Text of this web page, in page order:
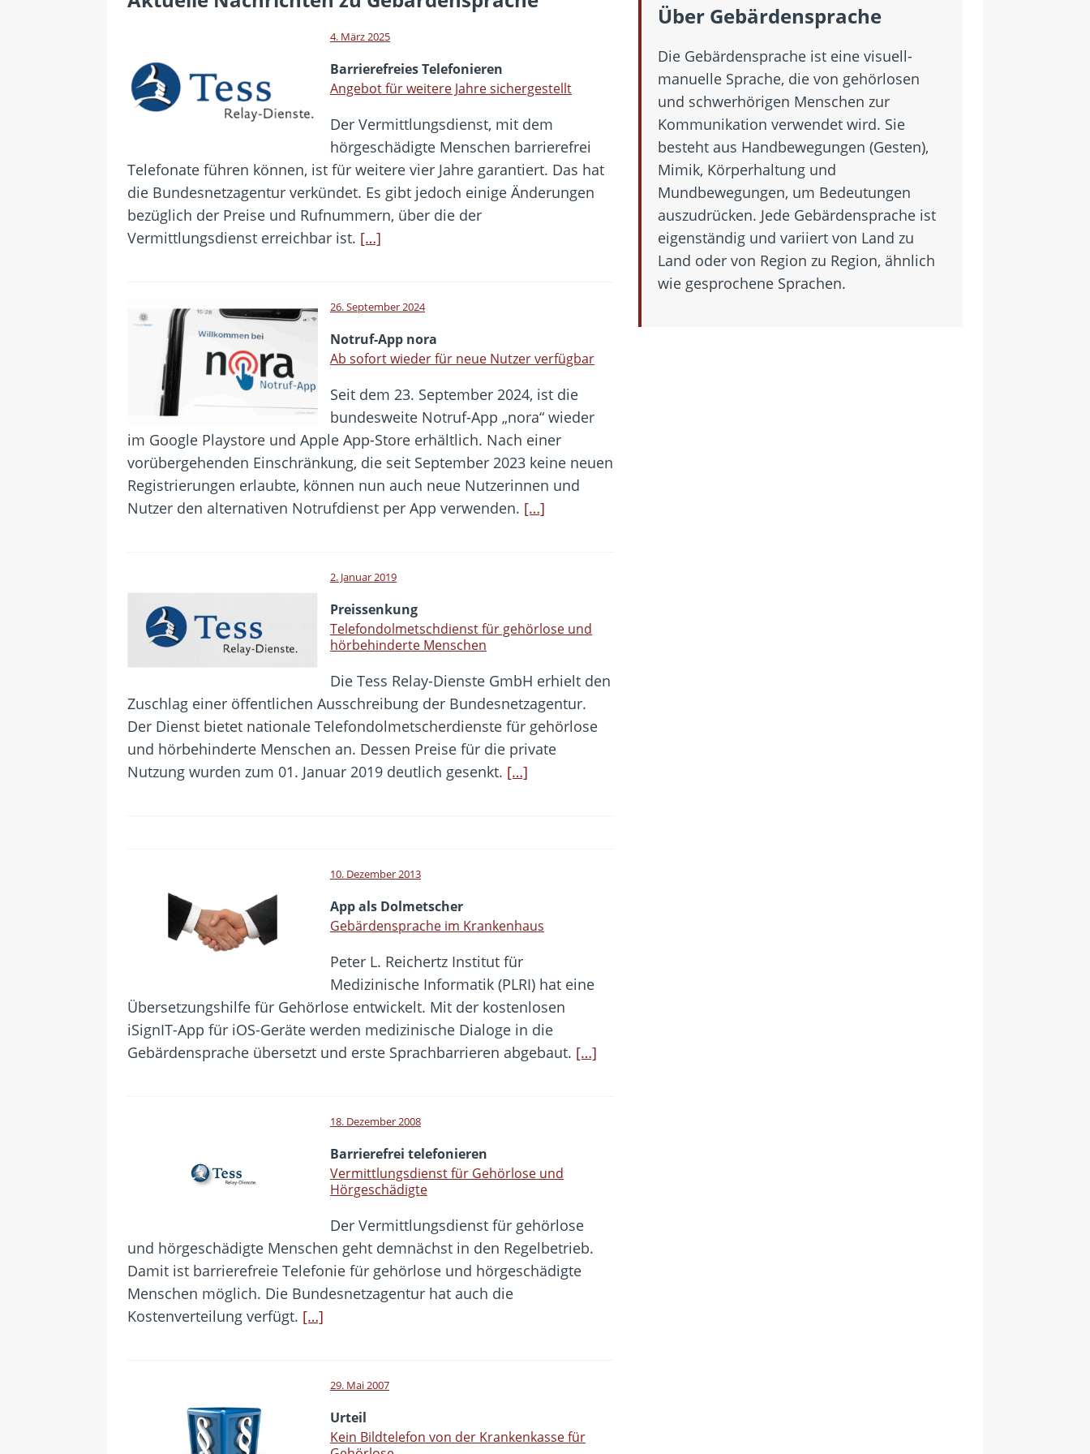
[ 20. Juli 2026 ]
BKA zerschlägt weltweit aktive Phishing-Plattform „Kratos“ – Hunderttausende Opfer
betroffen
Wahlfreiheit der Verbraucher gestärkt – Gerichtsurteil zu Apple
4. März 2025
Barrierefreies Telefonieren
Angebot für weitere Jahre sichergestellt
Der Vermittlungsdienst, mit dem
hörgeschädigte Menschen barrierefrei
Telefonate führen können, ist für weitere vier Jahre garantiert. Das hat
die Bundesnetzagentur verkündet. Es gibt jedoch einige Änderungen
bezüglich der Preise und Rufnummern, über die der
Vermittlungsdienst erreichbar ist. […]
26. September 2024
Notruf-App nora
Ab sofort wieder für neue Nutzer verfügbar
Seit dem 23. September 2024, ist die
bundesweite Notruf-App „nora“ wieder
im Google Playstore und Apple App-Store erhältlich. Nach einer
vorübergehenden Einschränkung, die seit September 2023 keine neuen
Registrierungen erlaubte, können nun auch neue Nutzerinnen und
Nutzer den alternativen Notrufdienst per App verwenden. […]
2. Januar 2019
Preissenkung
Telefondolmetschdienst für gehörlose und
hörbehinderte Menschen
Die Tess Relay-Dienste GmbH erhielt den
Zuschlag einer öffentlichen Ausschreibung der Bundesnetzagentur.
Der Dienst bietet nationale Telefondolmetscherdienste für gehörlose
und hörbehinderte Menschen an. Dessen Preise für die private
Nutzung wurden zum 01. Januar 2019 deutlich gesenkt. […]
10. Dezember 2013
App als Dolmetscher
Gebärdensprache im Krankenhaus
Peter L. Reichertz Institut für
Medizinische Informatik (PLRI) hat eine
Übersetzungshilfe für Gehörlose entwickelt. Mit der kostenlosen
iSignIT-App für iOS-Geräte werden medizinische Dialoge in die
Gebärdensprache übersetzt und erste Sprachbarrieren abgebaut. […]
18. Dezember 2008
Barrierefrei telefonieren
Vermittlungsdienst für Gehörlose und
Hörgeschädigte
Der Vermittlungsdienst für gehörlose
und hörgeschädigte Menschen geht demnächst in den Regelbetrieb.
Damit ist barrierefreie Telefonie für gehörlose und hörgeschädigte
Menschen möglich. Die Bundesnetzagentur hat auch die
Kostenverteilung verfügt. […]
29. Mai 2007
Urteil
Kein Bildtelefon von der Krankenkasse für
Über Gebärdensprache
Die Gebärdensprache ist eine visuell-
manuelle Sprache, die von gehörlosen
und schwerhörigen Menschen zur
Kommunikation verwendet wird. Sie
besteht aus Handbewegungen (Gesten),
Mimik, Körperhaltung und
Mundbewegungen, um Bedeutungen
auszudrücken. Jede Gebärdensprache ist
eigenständig und variiert von Land zu
Land oder von Region zu Region, ähnlich
wie gesprochene Sprachen.